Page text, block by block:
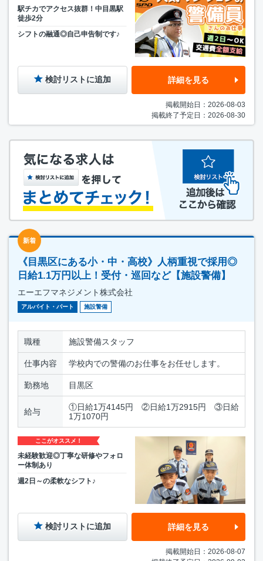
駅チカでアクセス抜群！中目黒駅
徒歩2分
シフトの融通◎自己申告制です♪
検討リストに追加 詳細を見る
掲載開始日：2026-08-03
掲載終了予定日：2026-08-30
新着
《目黒区にある小・中・高校》人柄重視で採用◎
日給1.1万円以上！受付・巡回など【施設警備】
エーエフマネジメント株式会社
アルバイト・パート 施設警備
職種 施設警備スタッフ
仕事内容 学校内での警備のお仕事をお任せします。
勤務地 目黒区
給与
①日給1万4145円 ②日給1万2915円 ③日給
1万1070円
ここがオススメ！
未経験歓迎◎丁寧な研修やフォロ
ー体制あり
週2日～の柔軟なシフト♪
検討リストに追加 詳細を見る
掲載開始日：2026-08-07